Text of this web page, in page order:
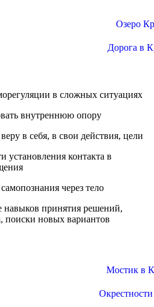
в сложных ситуациях
внутреннюю опору
в себя, в свои действия, цели
установления контакта в
через тело
навыков принятия решений,
поиски новых вариантов